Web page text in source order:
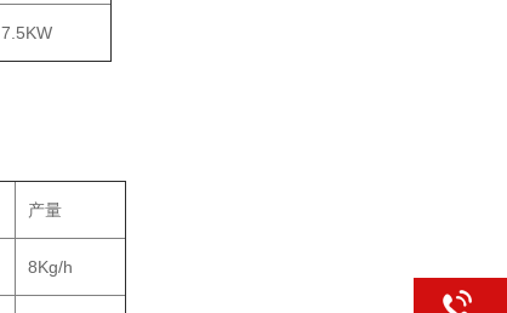
7.5KW
产量
8Kg/h